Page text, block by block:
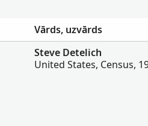
Vārds, uzvārds
Steve Detelich
United States, Census,